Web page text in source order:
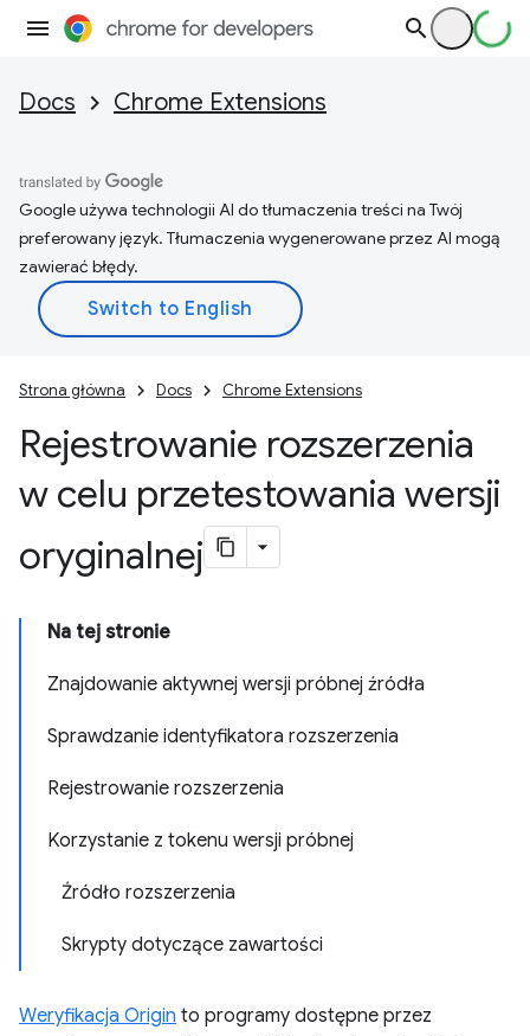
Docs Chrome Extensions
Google używa technologii AI do tłumaczenia treści na Twój
preferowany język. Tłumaczenia wygenerowane przez AI mogą
zawierać błędy.
Strona główna Docs Chrome Extensions
Rejestrowanie rozszerzenia
w celu przetestowania wersji
oryginalnej
Na tej stronie
Znajdowanie aktywnej wersji próbnej źródła
Sprawdzanie identyfikatora rozszerzenia
Rejestrowanie rozszerzenia
Korzystanie z tokenu wersji próbnej
Źródło rozszerzenia
Skrypty dotyczące zawartości
Weryfikacja Origin to programy dostępne przez